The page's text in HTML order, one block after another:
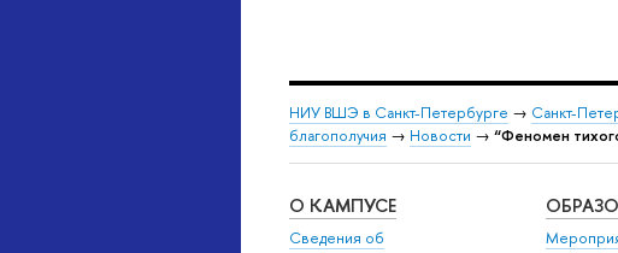
НИУ ВШЭ в Санкт-Петербурге → Санкт-
благополучия → Новости → “Феномен
О КАМПУСЕ
Сведения об